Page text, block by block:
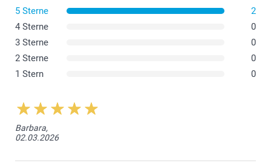
5 Sterne
2
4 Sterne
0
3 Sterne
0
2 Sterne
0
1 Stern
0
Barbara,
02.03.2026